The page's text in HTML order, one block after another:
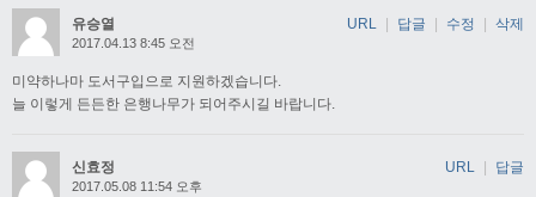
유승열
2017.04.13 8:45 오전
미약하나마 도서구입으로 지원하겠습니다.
늘 이렇게 든든한 은행나무가 되어주시길 바랍니다.
URL 답글 수정 삭제
신효정
2017.05.08 11:54 오후
URL 답글